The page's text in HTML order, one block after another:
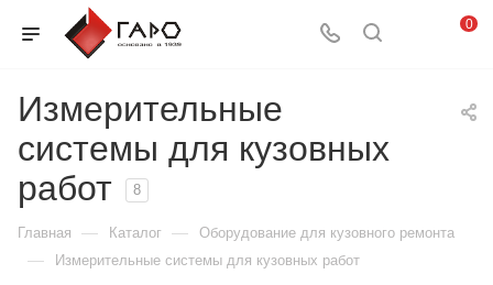
0
Измерительные
системы для кузовных
работ
8
Главная — Каталог — Оборудование для кузовного ремонта
— Измерительные системы для кузовных работ